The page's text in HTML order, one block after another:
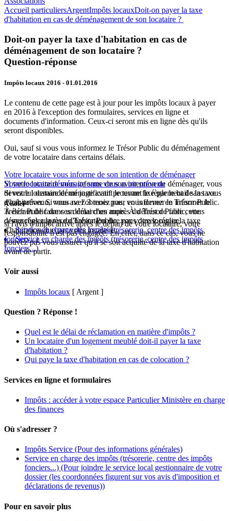
Accueil particuliersArgentImpôts locauxDoit-on payer la taxe
d'habitation en cas de déménagement de son locataire ?
Doit-on payer la taxe d'habitation en cas de
déménagement de son locataire ?
Question-réponse
Impôts locaux 2016 - 01.01.2016
Le contenu de cette page est à jour pour les impôts locaux à payer
en 2016 à l'exception des formulaires, services en ligne et
documents d'information. Ceux-ci seront mis en ligne dès qu'ils
seront disponibles.
Oui, sauf si vous vous informez le Trésor Public du déménagement
de votre locataire dans certains délais.
Votre locataire vous informe de son intention de déménager
Si votre locataire vous informe de son intention de déménager, vous
devez lui demander un justificatif prouvant le règlement de la taxe
d'habitation. Si vous ne l'obtenez pas, vous devez en informer le
Trésor Public dans un délai d'un mois. À défaut de faire cette
démarches auprès du Trésor Public, vous devez régler la taxe
d'habitation due par votre locataire.
Service en charge des impôts (trésorerie, centre des impôts
fonciers...)
Votre locataire déménage sans vous avoir prévenu
Si votre locataire déménage avant le terme fixé par le bail sans vous
avoir prévenu, vous avez 3 mois pour en informer le Trésor Public.
À défaut de faire ces démarches auprès du Trésor Public, vous
devez régler la taxe d'habitation due par votre locataire.
Service en charge des impôts (trésorerie, centre des impôts
fonciers...)
À noter
si l'avis d'impôt arrive après le départ de votre locataire, votre
responsabilité n'est pas engagée. En effet, dans ce cas, vous ne
pouvez pas vous assurer qu'il se soit acquitté de la taxe d'habitation
avant de partir.
Voir aussi
Impôts locaux [ Argent ]
Question ? Réponse !
Quel est le délai de réclamation en matière d'impôts ?
Un locataire d'un logement meublé doit-il payer la taxe
d'habitation ?
Qui paye la taxe d'habitation en cas de colocation ?
Services en ligne et formulaires
Impôts : accéder à votre espace Particulier Ministère en charge
des finances
Où s'adresser ?
Impôts Service (Pour des informations générales)
Service en charge des impôts (trésorerie, centre des impôts
fonciers...) (Pour joindre le service local gestionnaire de votre
dossier (les coordonnées figurent sur vos avis d'imposition et
déclarations de revenus))
Pour en savoir plus